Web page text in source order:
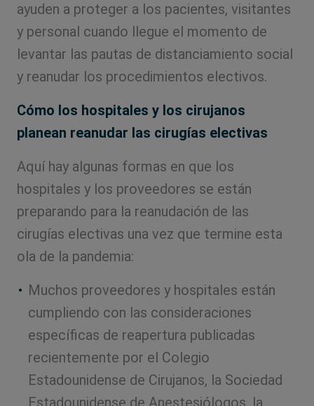
ayuden a proteger a los pacientes, visitantes
y personal cuando llegue el momento de
levantar las pautas de distanciamiento social
y reanudar los procedimientos electivos.
Cómo los hospitales y los cirujanos
planean reanudar las cirugías electivas
Aquí hay algunas formas en que los
hospitales y los proveedores se están
preparando para la reanudación de las
cirugías electivas una vez que termine esta
ola de la pandemia:
Muchos proveedores y hospitales están
cumpliendo con las consideraciones
específicas de reapertura publicadas
recientemente por el Colegio
Estadounidense de Cirujanos, la Sociedad
Estadounidense de Anestesiólogos, la